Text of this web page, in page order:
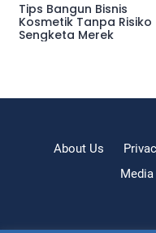
Tips Bangun Bisnis
Kosmetik Tanpa Risiko
Sengketa Merek
About Us